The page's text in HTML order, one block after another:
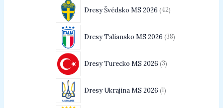
Dresy Švédsko MS 2026 42
Dresy Taliansko MS 2026 38
Dresy Turecko MS 2026 3
Dresy Ukrajina MS 2026 1